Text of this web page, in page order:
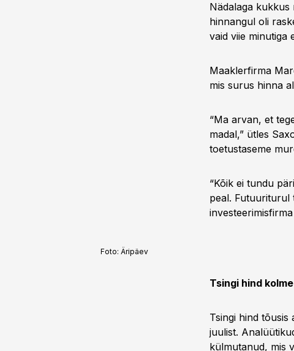
Nädalaga
hinnangul oli
vaid viie minutiga
Maaklerfirma
mis surus hinna
“Ma arvan, et
madal,” ütles
toetustaseme
“Kõik ei tundu
peal. Futuuriturul
Foto: Äripäev
Tsingi hind
Tsingi hind
juulist.
külmutanud, mis